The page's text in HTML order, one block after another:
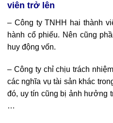
viên trở lên
– Công ty TNHH hai thành
hành cổ phiếu. Nên cũng
huy động vốn.
– Công ty chỉ chịu trách
các nghĩa vụ tài sản khác
đó, uy tín cũng bị ảnh hưởng
…